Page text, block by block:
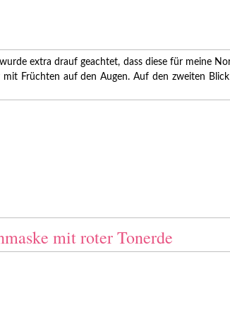
extra drauf geachtet, dass diese für meine
Früchten auf den Augen. Auf den zweiten
mit roter Tonerde